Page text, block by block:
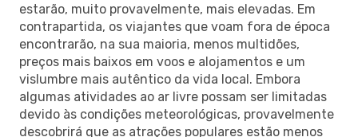
estarão, muito provavelmente, mais elevadas. Em
contrapartida, os viajantes que voam fora de época
encontrarão, na sua maioria, menos multidões,
preços mais baixos em voos e alojamentos e um
vislumbre mais autêntico da vida local. Embora
algumas atividades ao ar livre possam ser limitadas
devido às condições meteorológicas, provavelmente
descobrirá que as atrações populares estão menos